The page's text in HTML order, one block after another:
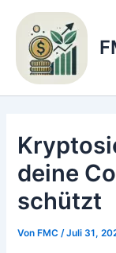
Inhalt
springen
deine
schützt
Von FMC/Juli 31,